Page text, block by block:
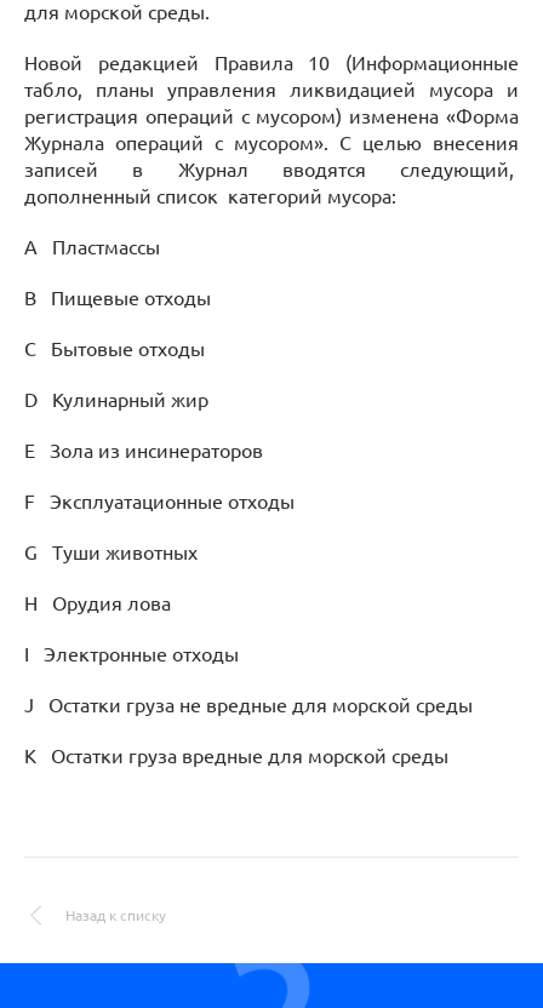
для морской среды.
Новой редакцией Правила 10 (Информационные
табло, планы управления ликвидацией мусора и
регистрация операций с мусором) изменена «Форма
Журнала операций с мусором». С целью внесения
записей в Журнал вводятся следующий,
дополненный список категорий мусора:
А Пластмассы
B Пищевые отходы
C Бытовые отходы
D Кулинарный жир
E Зола из инсинераторов
F Эксплуатационные отходы
G Туши животных
H Орудия лова
I Электронные отходы
J Остатки груза не вредные для морской среды
K Остатки груза вредные для морской среды
Назад к списку